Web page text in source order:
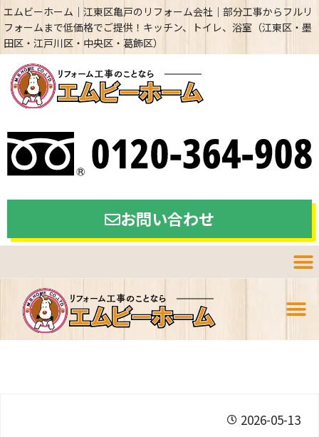
エムビーホーム｜江東区亀戸のリフォーム会社｜部分工事からフルリ
フォームまで低価格でご提供！キッチン、トイレ、浴室（江東区・墨
田区・江戸川区・中央区・葛飾区）
お問い合わせ
2026-05-13